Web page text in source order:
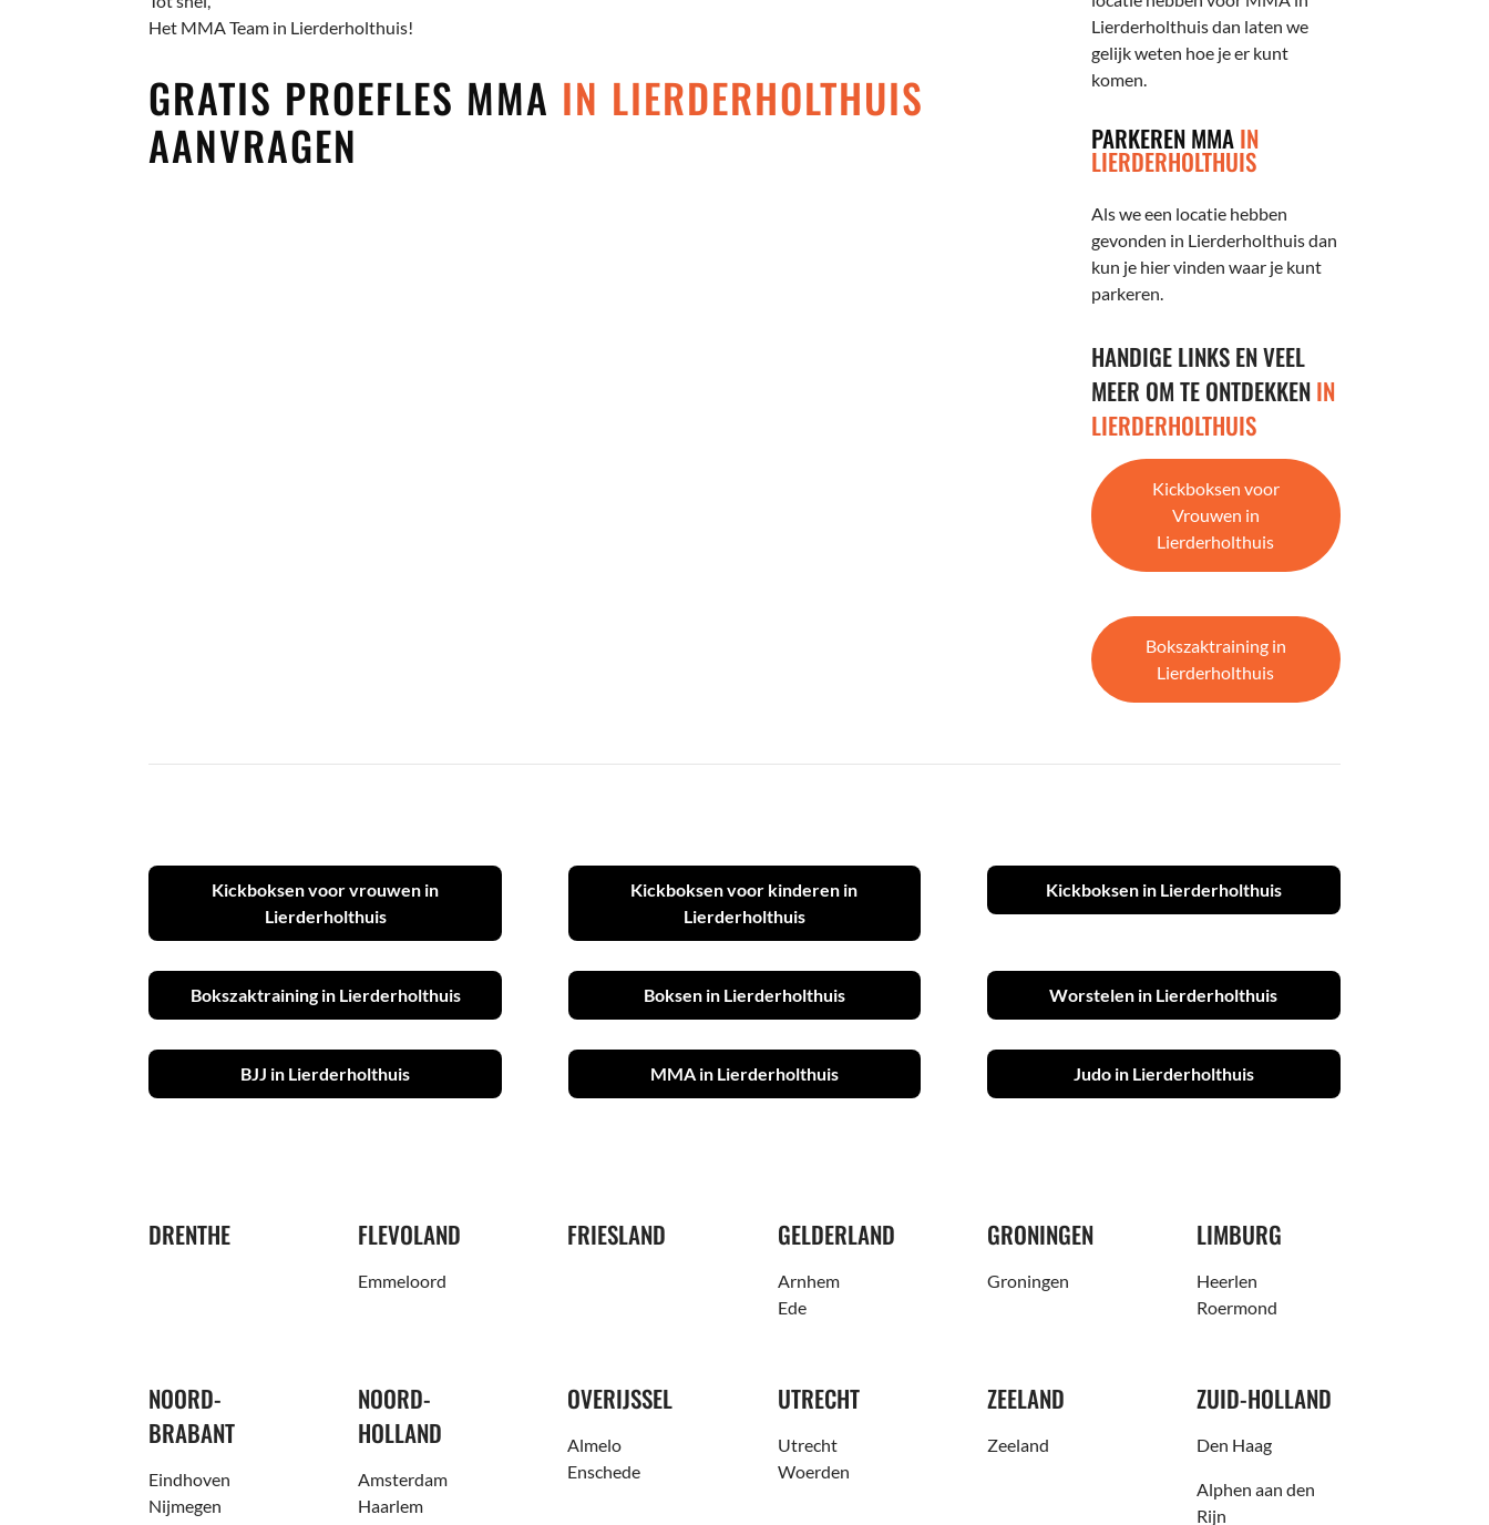
Het MMA Team in Lierderholthuis!
GRATIS PROEFLES MMA IN LIERDERHOLTHUIS
AANVRAGEN
Lierderholthuis dan laten we
gelijk weten hoe je er kunt
komen.
PARKEREN MMAIN
LIERDERHOLTHUIS
Als we een locatie hebben
gevonden in Lierderholthuis dan
kun je hier vinden waar je kunt
parkeren.
HANDIGE LINKS EN VEEL
MEER OM TE ONTDEKKENIN
LIERDERHOLTHUIS
Kickboksen voor
Vrouwen in
Lierderholthuis
Bokszaktraining in
Lierderholthuis
Kickboksen voor vrouwen in
Lierderholthuis
Kickboksen voor kinderen in
Lierderholthuis
Kickboksen in Lierderholthuis
Bokszaktraining in Lierderholthuis Boksen in Lierderholthuis Worstelen in Lierderholthuis
BJJ in Lierderholthuis MMA in Lierderholthuis Judo in Lierderholthuis
DRENTHE FLEVOLAND
Emmeloord
FRIESLAND GELDERLAND
Arnhem
Ede
GRONINGEN
Groningen
LIMBURG
Heerlen
Roermond
NOORD-
BRABANT
Eindhoven
Nijmegen
NOORD-
HOLLAND
Amsterdam
Haarlem
OVERIJSSEL
Almelo
Enschede
UTRECHT
Utrecht
Woerden
ZEELAND
Zeeland
ZUID-HOLLAND
Den Haag
Alphen aan den
Rijn